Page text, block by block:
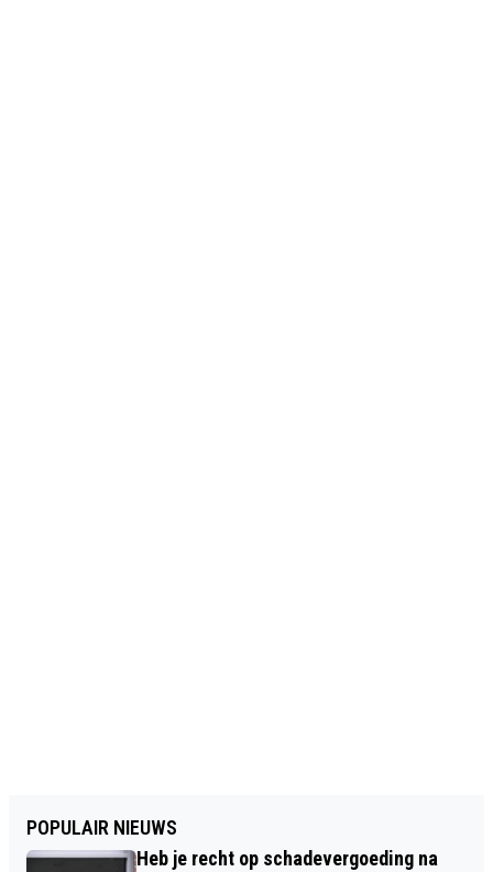
POPULAIR NIEUWS
Heb je recht op schadevergoeding na